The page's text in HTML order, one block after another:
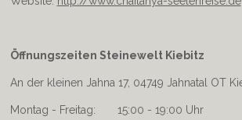
Öffnungszeiten Steinewelt Kiebitz
An der kleinen Jahna 17, 04749 Jahnatal OT
Montag - Freitag: 15:00 - 19:00 Uhr